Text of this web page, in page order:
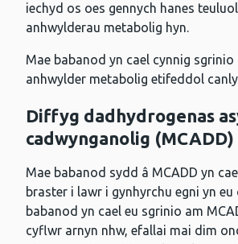
iechyd os oes gennych hanes
anhwylderau metabolig hyn.
Mae babanod yn cael cynnig sgrinio
anhwylder metabolig etifeddol
Diffyg dadhydrogenas
cadwynganolig (MCADD)
Mae babanod sydd â MCADD yn
braster i lawr i gynhyrchu egni yn
babanod yn cael eu sgrinio am
cyflwr arnyn nhw, efallai mai dim